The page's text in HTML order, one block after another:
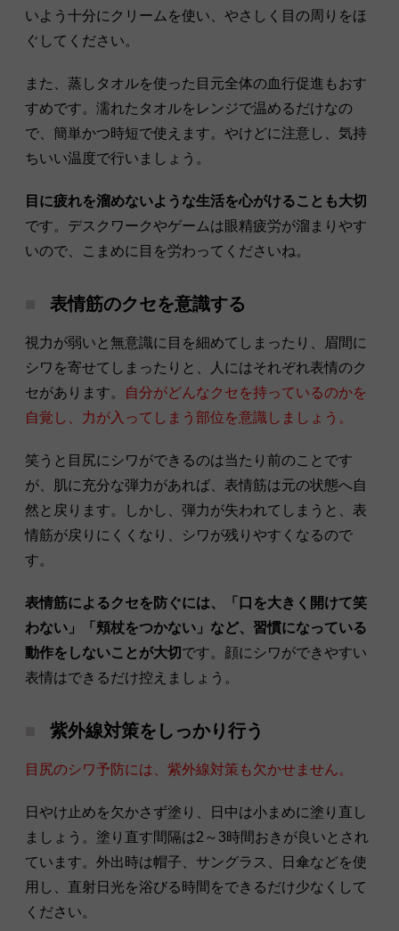
いよう十分にクリームを使い、やさしく目の周りをほ
ぐしてください。
また、蒸しタオルを使った目元全体の血行促進もおす
すめです。濡れたタオルをレンジで温めるだけなの
で、簡単かつ時短で使えます。やけどに注意し、気持
ちいい温度で行いましょう。
目に疲れを溜めないような生活を心がけることも大切
です。デスクワークやゲームは眼精疲労が溜まりやす
いので、こまめに目を労わってくださいね。
表情筋のクセを意識する
視力が弱いと無意識に目を細めてしまったり、眉間に
シワを寄せてしまったりと、人にはそれぞれ表情のク
セがあります。
自分がどんなクセを持っているのかを
自覚し、力が入ってしまう部位を意識しましょう。
笑うと目尻にシワができるのは当たり前のことです
が、肌に充分な弾力があれば、表情筋は元の状態へ自
然と戻ります。しかし、弾力が失われてしまうと、表
情筋が戻りにくくなり、シワが残りやすくなるので
す。
表情筋によるクセを防ぐには、「口を大きく開けて笑
わない」「頬杖をつかない」など、習慣になっている
動作をしないことが大切 です。顔にシワができやすい
表情はできるだけ控えましょう。
紫外線対策をしっかり行う
目尻のシワ予防には、紫外線対策も欠かせません。
日やけ止めを欠かさず塗り、日中は小まめに塗り直し
ましょう。塗り直す間隔は2～3時間おきが良いとされ
ています。外出時は帽子、サングラス、日傘などを使
用し、直射日光を浴びる時間をできるだけ少なくして
ください。